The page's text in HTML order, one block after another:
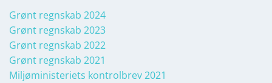
Grønt regnskab 2024
Grønt regnskab 2023
Grønt regnskab 2022
Grønt regnskab 2021
Miljøministeriets kontrolbrev 2021